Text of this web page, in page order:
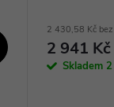
2 430,58 Kč
2 941 Kč
Skladem